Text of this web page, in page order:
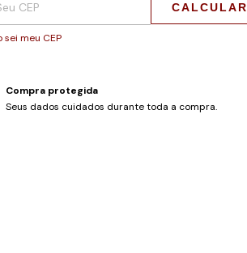
CALCULAR
sei meu CEP
Compra protegida
Seus dados cuidados durante toda a compra.